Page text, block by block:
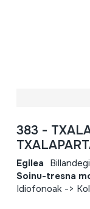
383 -
Egilea
Soinu-tresna
Idiofonoak ->